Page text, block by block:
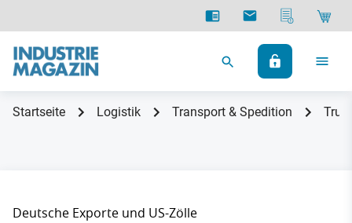
Startseite Logistik Transport & Spedition
Deutsche Exporte und US-Zölle